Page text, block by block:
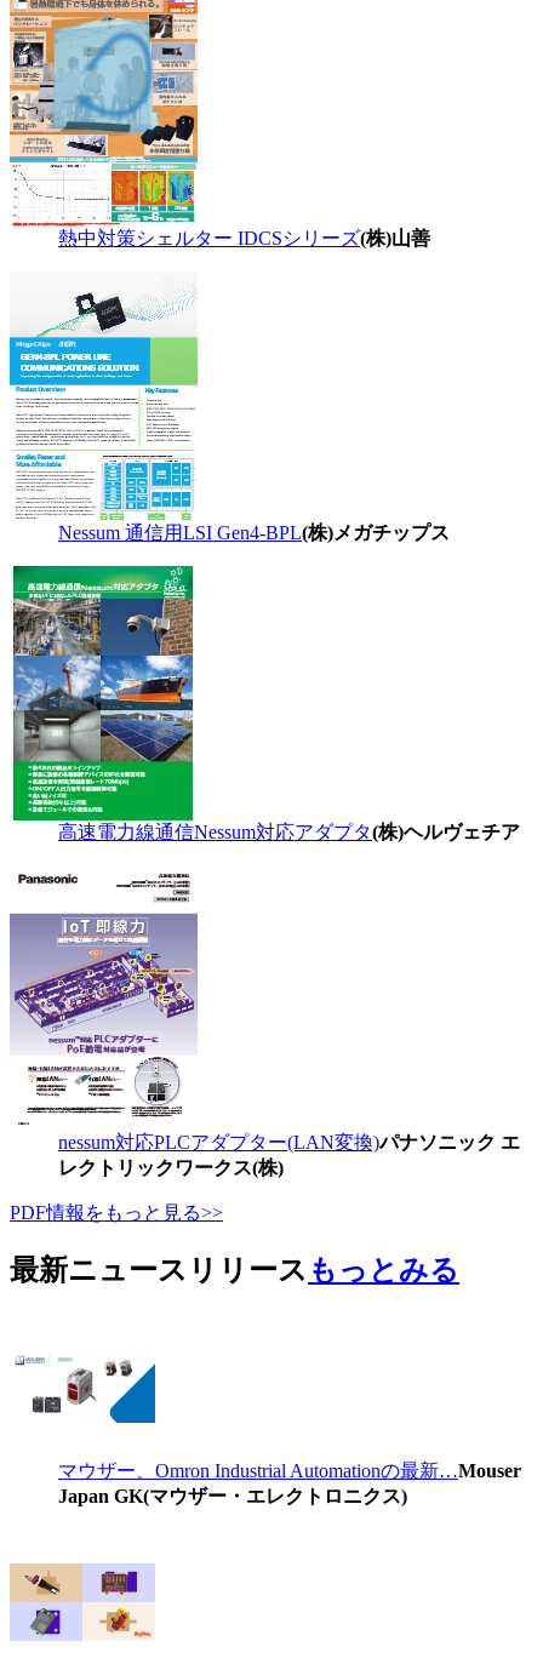
熱中対策シェルター IDCSシリーズ(株)山善
Nessum 通信用LSI Gen4-BPL(株)メガチップス
高速電力線通信Nessum対応アダプタ(株)ヘルヴェチア
nessum対応PLCアダプター(LAN変換)パナソニック エ
レクトリックワークス(株)
PDF情報をもっと見る>>
最新ニュースリリース もっとみる
マウザー、Omron Industrial Automationの最新…Mouser
Japan GK(マウザー・エレクトロニクス)